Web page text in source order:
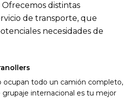
distintas
de transporte, que
necesidades de
ocupan todo un camión completo,
internacional es tu mejor